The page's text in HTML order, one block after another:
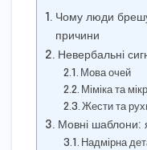
Чому люди
причини
Невербальні
Мова очей
Міміка та
Жести та
Мовні шаблони:
Надмірна